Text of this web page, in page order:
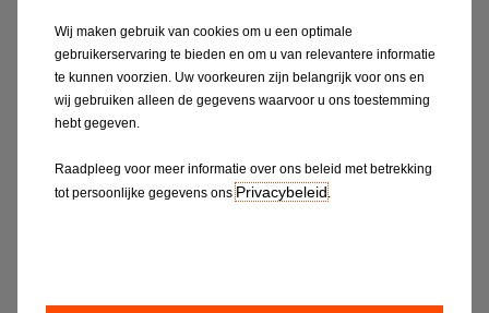
Ontdek alles
Wij maken gebruik van cookies om u een optimale
gebruikerservaring te bieden en om u van relevantere informatie
te kunnen voorzien. Uw voorkeuren zijn belangrijk voor ons en
wij gebruiken alleen de gegevens waarvoor u ons toestemming
hebt gegeven.
Raadpleeg voor meer informatie over ons beleid met betrekking
tot persoonlijke gegevens onsPrivacybeleid.